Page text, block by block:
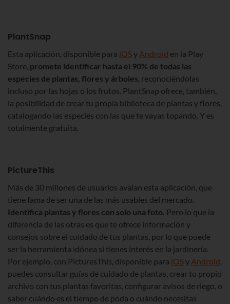
PlantSnap
Esta aplicación, disponible para iOSy Android en la Play
Store, promete identificar hasta el 90% de todas las
especies de plantas, flores y árboles, reconociéndolas
incluso por las hojas o los frutos. PlantSnap ofrece, también,
la posibilidad de crear tu propia biblioteca de plantas y flores,
catalogando las especies con las que te vayas topando. Y es
totalmente gratuita.
PictureThis
Más de 30 millones de usuarios avalan esta aplicación, que
tiene fama de ser una de las más usables del mercado.
Identifica plantas y flores con solo una foto. Pero lo que la
diferencia de las otras es que te ofrece información y
consejos sobre el cuidado de tus plantas, por lo que puede
ser la herramienta idónea si tienes interés en la jardinería.
Por ejemplo, con PicturesThis, disponible para iOSy Android,
puedes consultar guías de cuidado de plantas, crear tu propio
archivo con tus plantas favoritas, configurar avisos de riego, o
saber cuándo es el tiempo de poda o cuándo necesitas